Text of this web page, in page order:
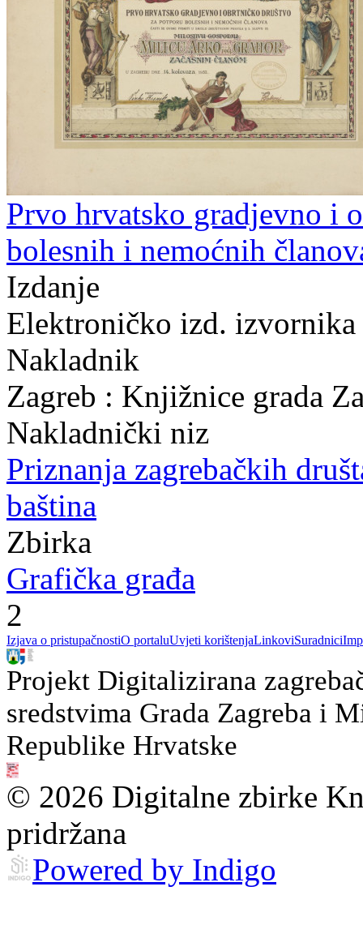
Prvo hrvatsko gradjevno i
bolesnih i nemoćnih
Izdanje
Elektroničko izd.
Nakladnik
Zagreb : Knjižnice grada
Nakladnički niz
Priznanja zagrebačkih
baština
Zbirka
Grafička građa
2
Izjava o pristupačnostiO portaluUvjeti korištenjaLinkoviSuradnici
Projekt Digitalizirana
sredstvima Grada Zagreba i
Republike Hrvatske
© 2026 Digitalne zbirke
pridržana
Powered by Indigo